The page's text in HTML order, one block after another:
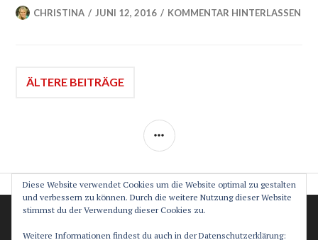
CHRISTINA JUNI 12, 2016 KOMMENTAR HINTERLASSEN
Beitragsnavigation
ÄLTERE BEITRÄGE
SEITENLEISTE
Datenschutz
Impressum
Diese Website verwendet Cookies um die Website optimal zu gestalten
und verbessern zu können. Durch die weitere Nutzung dieser Website
stimmst du der Verwendung dieser Cookies zu.
Weitere Informationen findest du auch in der Datenschutzerklärung: